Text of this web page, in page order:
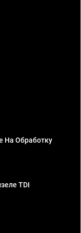
На Обработку
TDI